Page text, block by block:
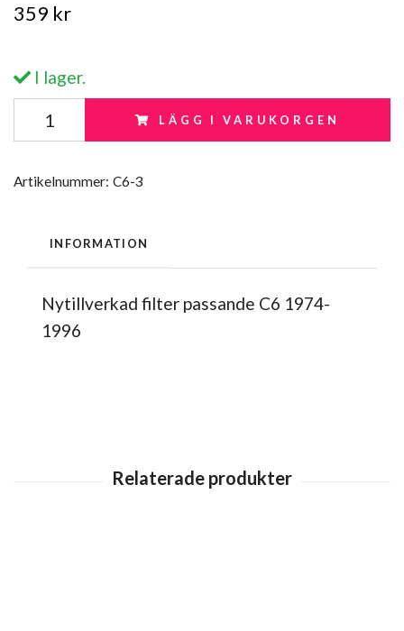
359 kr
I lager.
LÄGG I VARUKORGEN
Artikelnummer: C6-3
INFORMATION
Nytillverkad filter passande C6 1974-
1996